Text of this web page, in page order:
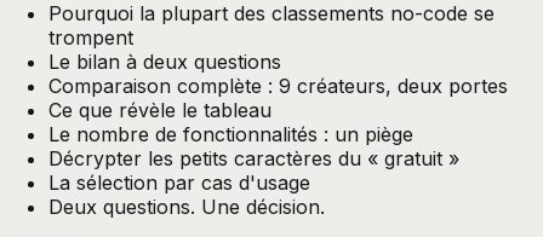
Pourquoi la plupart des classements no-code se
trompent
Le bilan à deux questions
Comparaison complète : 9 créateurs, deux portes
Ce que révèle le tableau
Le nombre de fonctionnalités : un piège
Décrypter les petits caractères du « gratuit »
La sélection par cas d'usage
Deux questions. Une décision.